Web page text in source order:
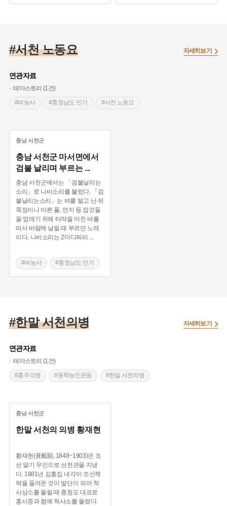
#충청남도 축제 #충청남도 별미
#서천 노동요
연관자료
테마스토리 (1건)
#벼농사
#충청남도 민가 #서천 노동요
자세히보기
충남서천군
충남 서천군 마서면에서
검불 날리며 부르는 ...
충남 서천군에서는 「검불날리는
소리」로 나비소리를 불렀다. 「검
불날리는소리」는 벼를 털고 난 뒤
쭉정이나 마른 풀, 먼지 등 잡것들
을 없애기 위해 타작을 마친 벼를
떠서 바람에 날릴 때 부르던 노래
이다. 나비소리는 2마디짜리 ...
#벼농사 #충청남도 민가
#서천 노동요
#한말 서천의병
연관자료
테마스토리 (1건)
#홍주의병
#동학농민운동 #한말 서천의병
자세히보기
충남서천군
한말 서천의 의병 황재현
황재현(黃載顯, 1848~1903)은 조
선 말기 무인으로 선전관을 지냈
다. 1881년 김홍집 내각이 조선책
략을 들여온 것이 발단이 되어 척
사상소를 올릴 때 충청도 대표로
홍시중과 함께 척사소를 올렸다.